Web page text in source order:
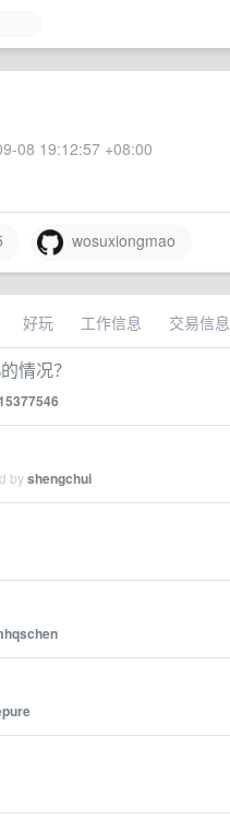
08 19:12:57 +08:00
wosuxiongmao
好玩 工作信息 交易信息
情况？
byshengchui